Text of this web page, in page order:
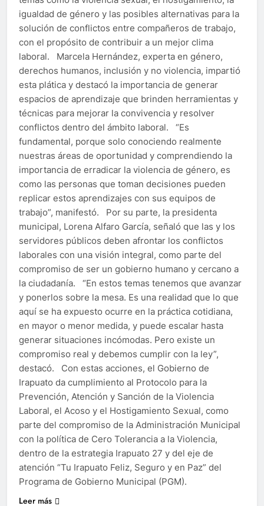
igualdad de género y las posibles alternativas para la
solución de conflictos entre compañeros de trabajo,
con el propósito de contribuir a un mejor clima
laboral. Marcela Hernández, experta en género,
derechos humanos, inclusión y no violencia, impartió
esta plática y destacó la importancia de generar
espacios de aprendizaje que brinden herramientas y
técnicas para mejorar la convivencia y resolver
conflictos dentro del ámbito laboral. “Es
fundamental, porque solo conociendo realmente
nuestras áreas de oportunidad y comprendiendo la
importancia de erradicar la violencia de género, es
como las personas que toman decisiones pueden
replicar estos aprendizajes con sus equipos de
trabajo”, manifestó. Por su parte, la presidenta
municipal, Lorena Alfaro García, señaló que las y los
servidores públicos deben afrontar los conflictos
laborales con una visión integral, como parte del
compromiso de ser un gobierno humano y cercano a
la ciudadanía. “En estos temas tenemos que avanzar
y ponerlos sobre la mesa. Es una realidad que lo que
aquí se ha expuesto ocurre en la práctica cotidiana,
en mayor o menor medida, y puede escalar hasta
generar situaciones incómodas. Pero existe un
compromiso real y debemos cumplir con la ley”,
destacó. Con estas acciones, el Gobierno de
Irapuato da cumplimiento al Protocolo para la
Prevención, Atención y Sanción de la Violencia
Laboral, el Acoso y el Hostigamiento Sexual, como
parte del compromiso de la Administración Municipal
con la política de Cero Tolerancia a la Violencia,
dentro de la estrategia Irapuato 27 y del eje de
atención “Tu Irapuato Feliz, Seguro y en Paz” del
Programa de Gobierno Municipal (PGM).
Leer más